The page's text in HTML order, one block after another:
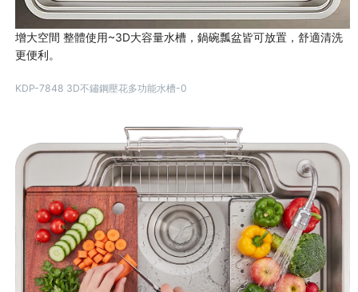
增大空間 整體使用~3D大容量水槽，鍋碗瓢盆皆可放置，舒適清洗
更便利。
KDP-7848 3D不鏽鋼壓花多功能水槽-0